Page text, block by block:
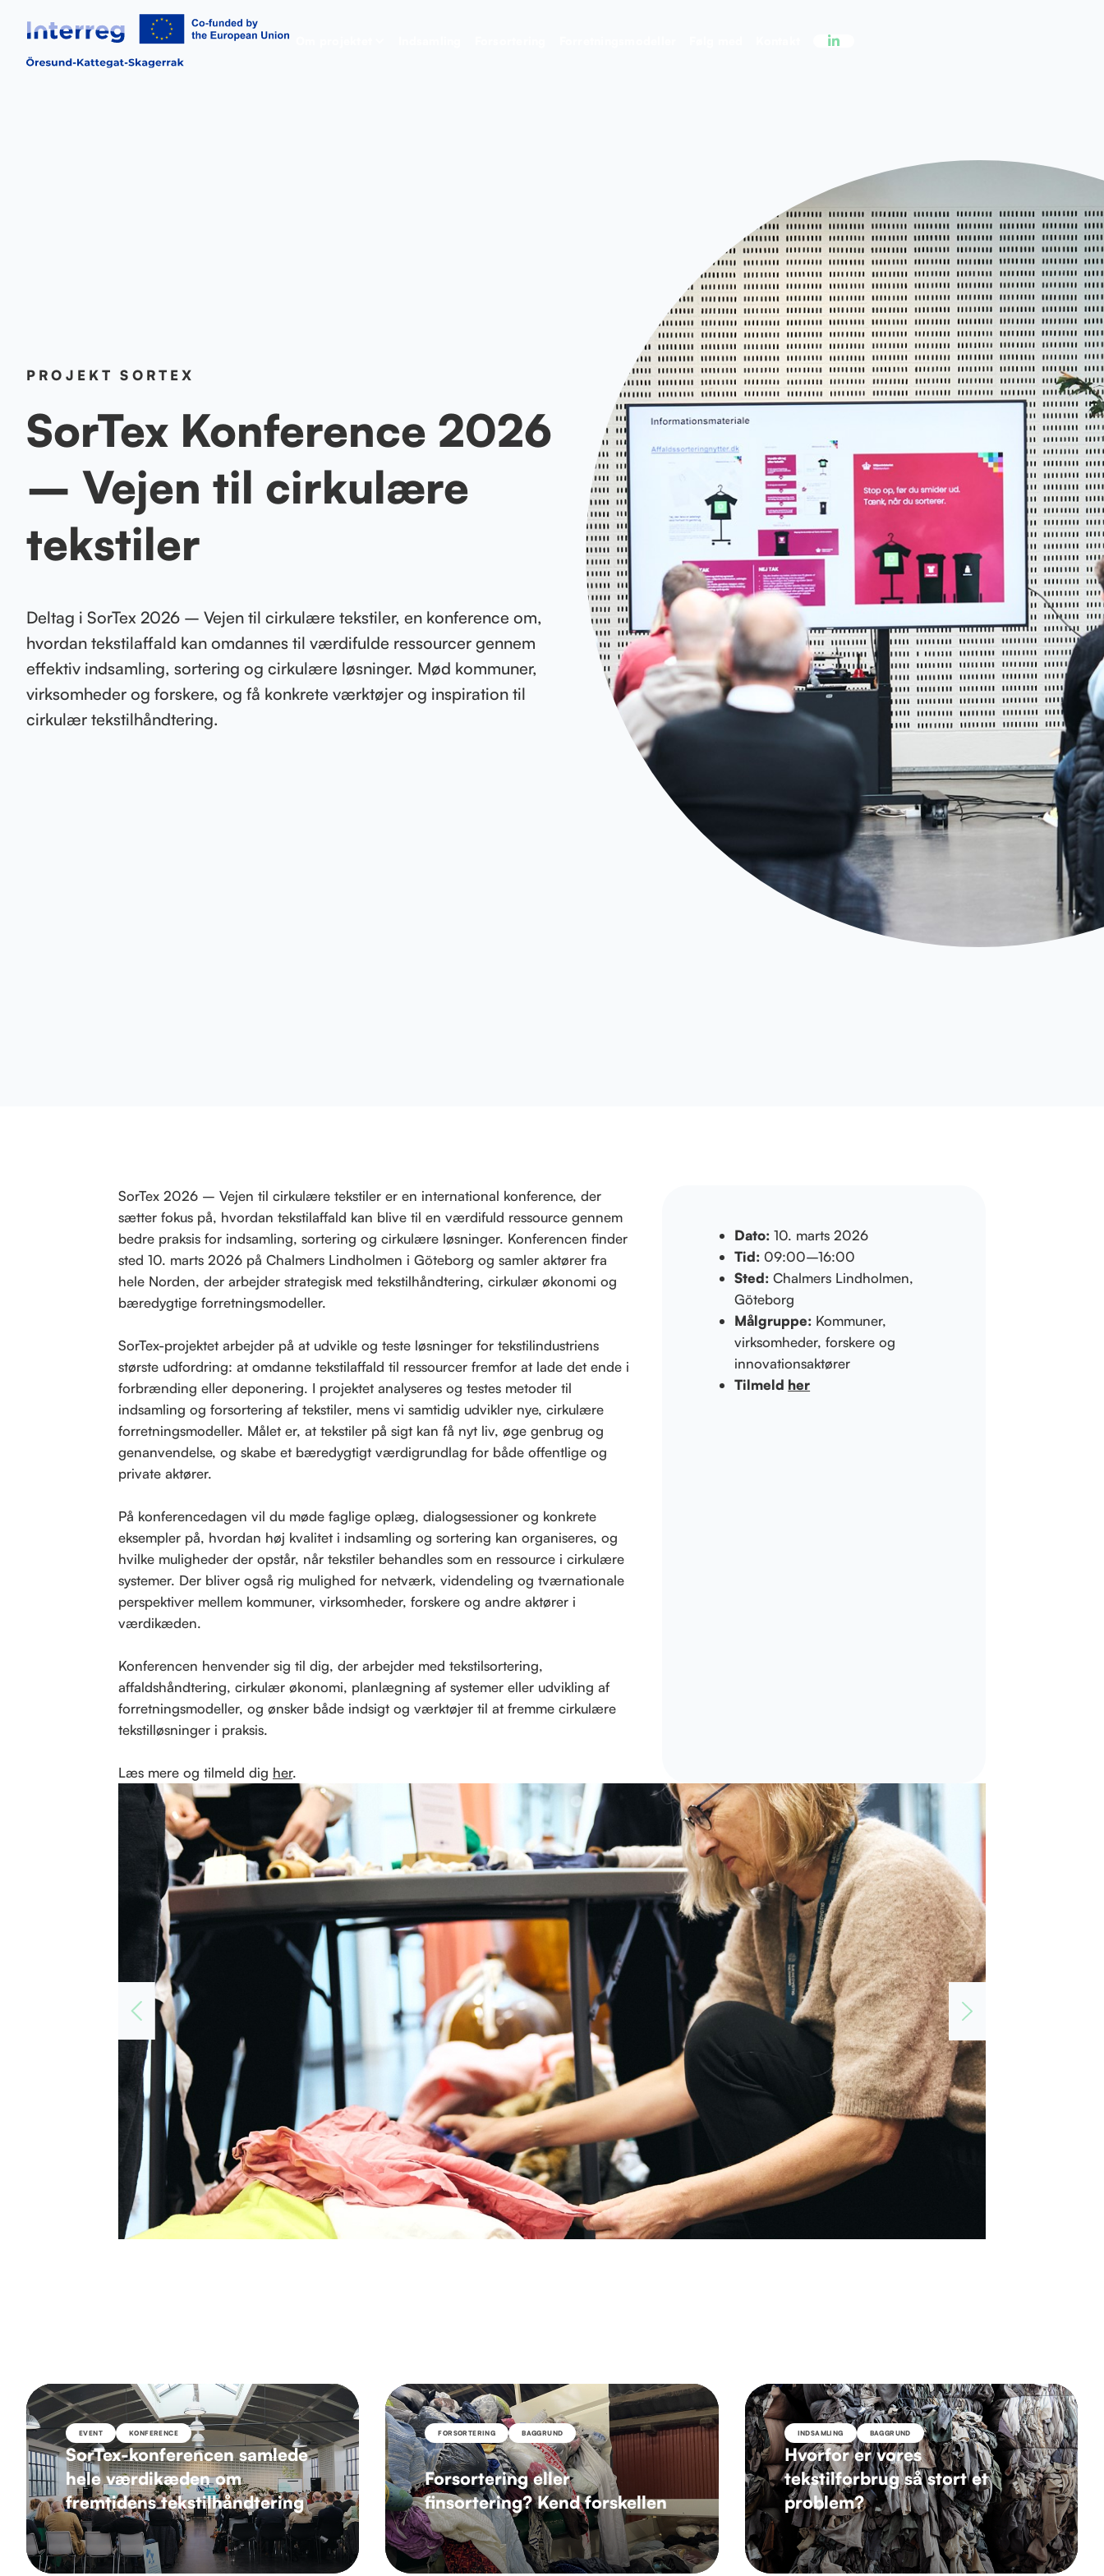
PROJEKT SORTEX
SorTex Konference 2026
– Vejen til cirkulære
tekstiler
Deltag i SorTex 2026 – Vejen til cirkulære tekstiler, en konference om,
hvordan tekstilaffald kan omdannes til værdifulde ressourcer gennem
effektiv indsamling, sortering og cirkulære løsninger. Mød kommuner,
virksomheder og forskere, og få konkrete værktøjer og inspiration til
cirkulær tekstilhåndtering.
SorTex 2026 – Vejen til cirkulære tekstiler er en international konference, der
sætter fokus på, hvordan tekstilaffald kan blive til en værdifuld ressource gennem
bedre praksis for indsamling, sortering og cirkulære løsninger. Konferencen finder
sted 10. marts 2026 på Chalmers Lindholmen i Göteborg og samler aktører fra
hele Norden, der arbejder strategisk med tekstilhåndtering, cirkulær økonomi og
bæredygtige forretningsmodeller.
SorTex-projektet arbejder på at udvikle og teste løsninger for tekstilindustriens
største udfordring: at omdanne tekstilaffald til ressourcer fremfor at lade det ende i
forbrænding eller deponering. I projektet analyseres og testes metoder til
indsamling og forsortering af tekstiler, mens vi samtidig udvikler nye, cirkulære
forretningsmodeller. Målet er, at tekstiler på sigt kan få nyt liv, øge genbrug og
genanvendelse, og skabe et bæredygtigt værdigrundlag for både offentlige og
private aktører.
På konferencedagen vil du møde faglige oplæg, dialogsessioner og konkrete
eksempler på, hvordan høj kvalitet i indsamling og sortering kan organiseres, og
hvilke muligheder der opstår, når tekstiler behandles som en ressource i cirkulære
systemer. Der bliver også rig mulighed for netværk, videndeling og tværnationale
perspektiver mellem kommuner, virksomheder, forskere og andre aktører i
værdikæden.
Konferencen henvender sig til dig, der arbejder med tekstilsortering,
affaldshåndtering, cirkulær økonomi, planlægning af systemer eller udvikling af
forretningsmodeller, og ønsker både indsigt og værktøjer til at fremme cirkulære
tekstilløsninger i praksis.
Læs mere og tilmeld dig her.
Dato: 10. marts 2026
Tid: 09:00–16:00
Sted: Chalmers Lindholmen,
Göteborg
Målgruppe: Kommuner,
virksomheder, forskere og
innovationsaktører
Tilmeld her
EVENT KONFERENCE
SorTex-konferencen samlede
hele værdikæden om
fremtidens tekstilhåndtering
FORSORTERING BAGGRUND
Forsortering eller
finsortering? Kend forskellen
INDSAMLING BAGGRUND
Hvorfor er vores
tekstilforbrug så stort et
problem?